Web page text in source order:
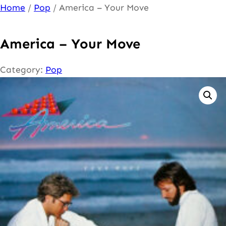
Ga
de
inhoud
Home / Pop / America – Your Move
America – Your Move
Category: Pop